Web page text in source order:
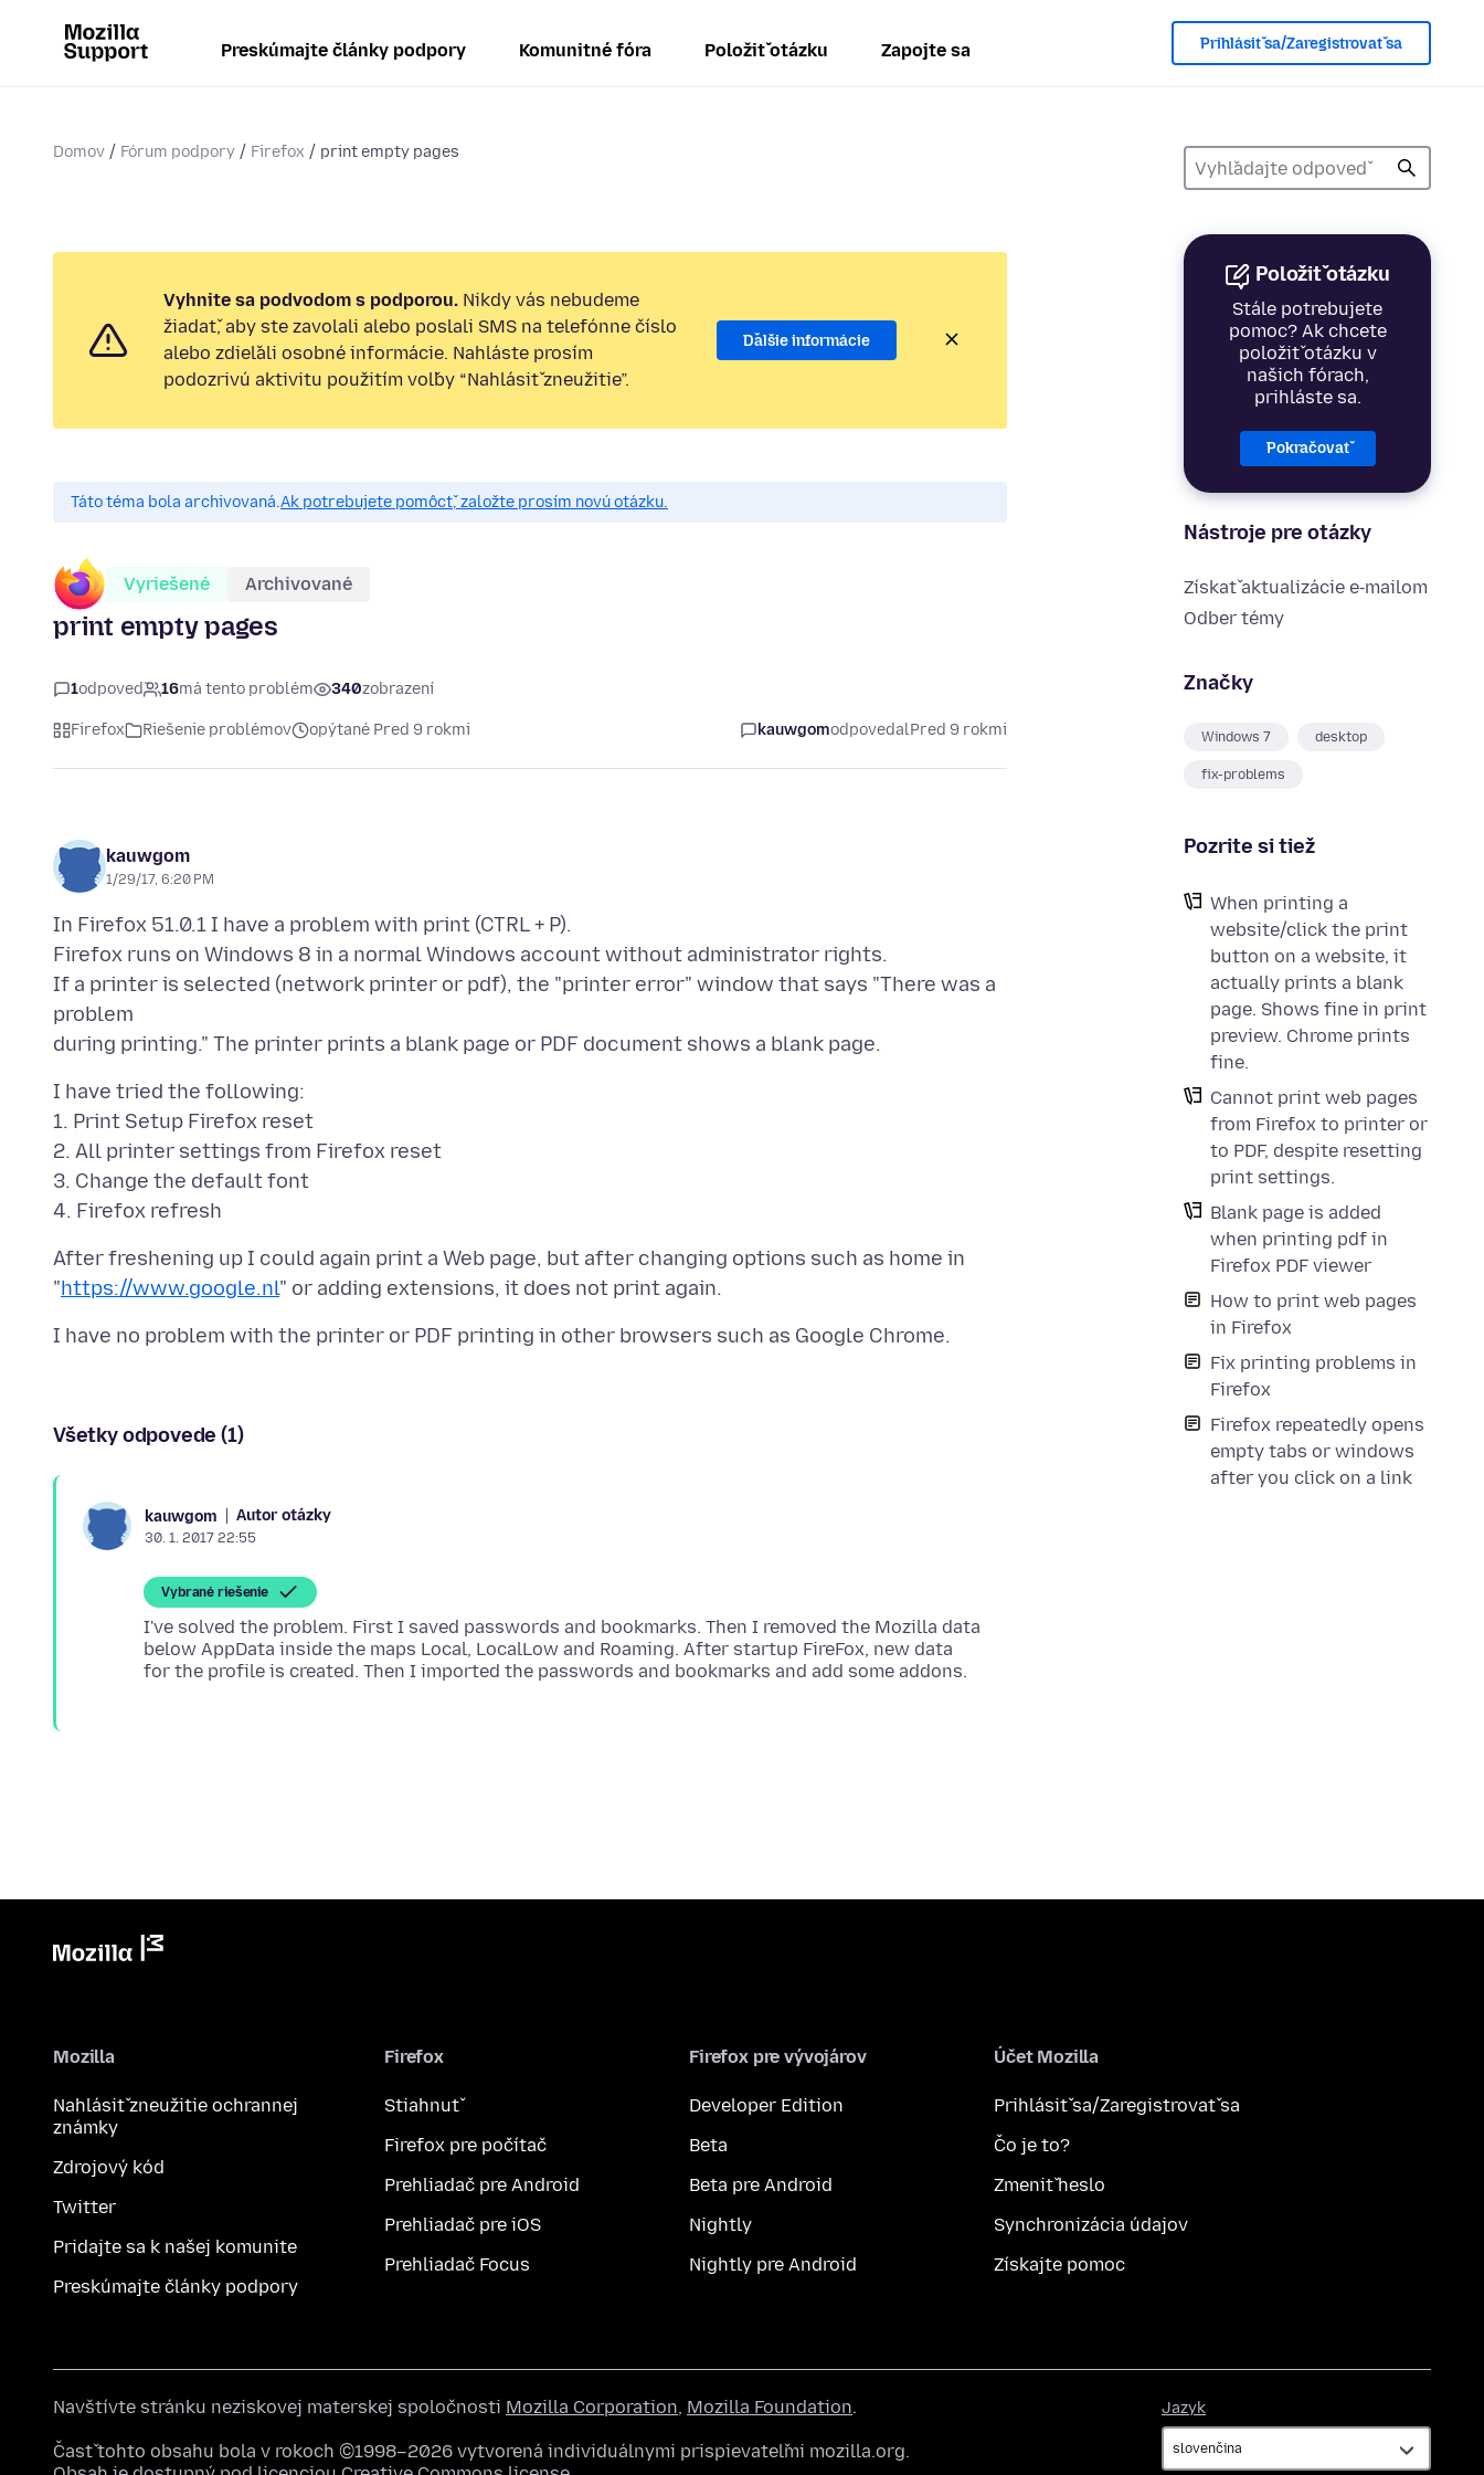
Preskúmajte články podpory Komunitné fóra Položiť otázku Zapojte sa Prihlásiť sa/Zaregistrovať sa
Domov Fórum podpory Firefox print empty pages
Položiť otázku
Stále potrebujete
pomoc? Ak chcete
položiť otázku v
našich fórach,
prihláste sa.
Pokračovať
Nástroje pre otázky
Získať aktualizácie e‑mailom
Odber témy
Značky
Windows 7 desktop
fix-problems
Pozrite si tiež
When printing a
website/click the print
button on a website, it
actually prints a blank
page. Shows fine in print
preview. Chrome prints
fine.
Cannot print web pages
from Firefox to printer or
to PDF, despite resetting
print settings.
Blank page is added
when printing pdf in
Firefox PDF viewer
How to print web pages
in Firefox
Fix printing problems in
Firefox
Firefox repeatedly opens
empty tabs or windows
after you click on a link
Vyhnite sa podvodom s podporou. Nikdy vás nebudeme
žiadať, aby ste zavolali alebo poslali SMS na telefónne číslo
alebo zdieľali osobné informácie. Nahláste prosím
podozrivú aktivitu použitím voľby “Nahlásiť zneužitie”.
Ďalšie informácie
Táto téma bola archivovaná.Ak potrebujete pomôcť, založte prosím novú otázku.
Vyriešené Archivované
print empty pages
1odpoveď 16má tento problém 340zobrazení
Firefox Riešenie problémov opýtané Pred 9 rokmi kauwgomodpovedalPred 9 rokmi
kauwgom
1/29/17, 6:20 PM
In Firefox 51.0.1 I have a problem with print (CTRL + P).
Firefox runs on Windows 8 in a normal Windows account without administrator rights.
If a printer is selected (network printer or pdf), the "printer error" window that says "There was a
problem
I have tried the following:
1. Print Setup Firefox reset
2. All printer settings from Firefox reset
3. Change the default font
After freshening up I could again print a Web page, but after changing options such as home in
"https://www.google.nl
Všetky odpovede (1)
kauwgom Autor otázky
30. 1. 2017 22:55
Vybrané riešenie
I've solved the problem. First I saved passwords and bookmarks. Then I removed the Mozilla data
below AppData inside the maps Local, LocalLow and Roaming. After startup FireFox, new data
Mozilla
Nahlásiť zneužitie ochrannej
známky
Zdrojový kód
Twitter
Pridajte sa k našej komunite
Preskúmajte články podpory
Firefox
Stiahnuť
Firefox pre počítač
Prehliadač pre Android
Prehliadač pre iOS
Prehliadač Focus
Firefox pre vývojárov
Developer Edition
Beta
Beta pre Android
Nightly
Nightly pre Android
Účet Mozilla
Prihlásiť sa/Zaregistrovať sa
Čo je to?
Zmeniť heslo
Synchronizácia údajov
Získajte pomoc
Jazyk
Navštívte stránku neziskovej materskej spoločnosti Mozilla Corporation, Mozilla Foundation.
Časť tohto obsahu bola v rokoch ©1998–2026 vytvorená individuálnymi prispievateľmi mozilla.org.